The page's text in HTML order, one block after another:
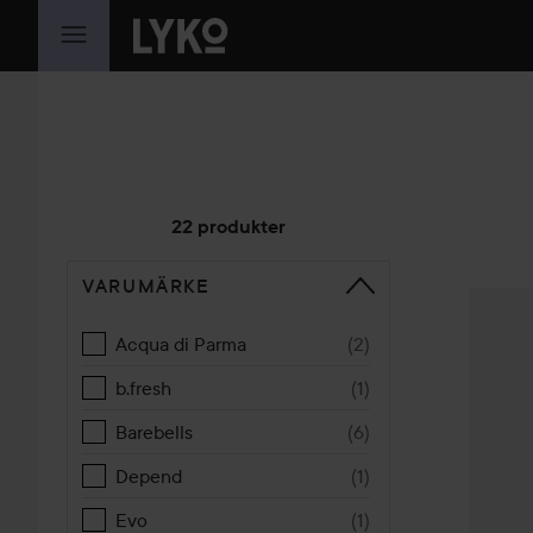
HOPPA TILL INNEHÅLLET
22 produkter
HOPPA TILL SORTERA
VARUMÄRKE
Acqua di Parma (2)
b.fresh
(1)
Barebells
(6)
Depend
(1)
Evo
(1)